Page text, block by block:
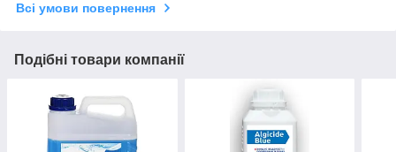
Всі умови повернення
Подібні товари компанії